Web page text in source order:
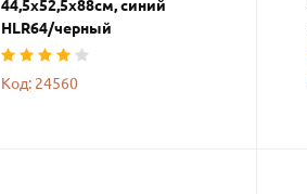
44,5х52,5х88см, синий
HLR64/черный
Код: 24560